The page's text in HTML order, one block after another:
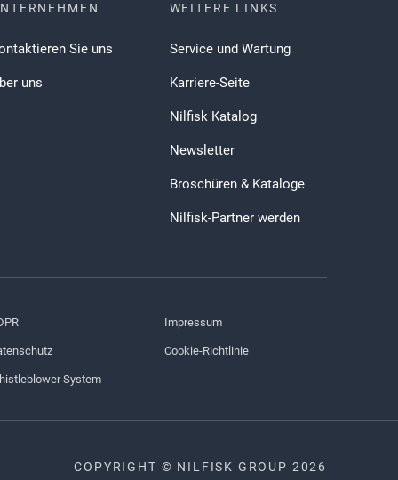
Sie uns
uns
WEITERE LINKS
Service und Wartung
Karriere-Seite
Nilfisk Katalog
Newsletter
Broschüren & Kataloge
Nilfisk-Partner werden
Impressum
Cookie-Richtlinie
System
COPYRIGHT © NILFISK GROUP 2026